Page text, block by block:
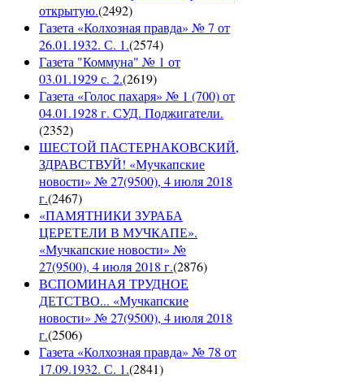
открытую.(2492)
Газета «Колхозная правда» № 7 от
26.01.1932. С. 1.(2574)
Газета "Коммуна" № 1 от
03.01.1929 с. 2.(2619)
Газета «Голос пахаря» № 1 (700) от
04.01.1928 г. СУД. Поджигатели.
(2352)
ШЕСТОЙ ПАСТЕРНАКОВСКИЙ,
ЗДРАВСТВУЙ! «Мучкапские
новости» № 27(9500), 4 июля 2018
г.(2467)
«ПАМЯТНИКИ ЗУРАБА
ЦЕРЕТЕЛИ В МУЧКАПЕ».
«Мучкапские новости» №
27(9500), 4 июля 2018 г.(2876)
ВСПОМИНАЯ ТРУДНОЕ
ДЕТСТВО... «Мучкапские
новости» № 27(9500), 4 июля 2018
г.(2506)
Газета «Колхозная правда» № 78 от
17.09.1932. С. 1.(2841)